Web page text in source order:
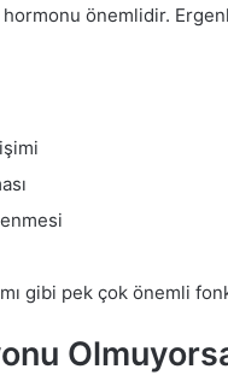
önemlidir.
gibi pek çok önemli